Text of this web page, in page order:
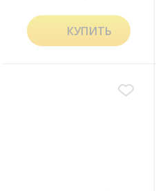
КУПИТЬ